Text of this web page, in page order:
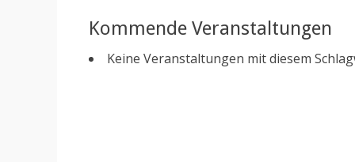
Kommende Veranstaltungen
Keine Veranstaltungen mit diesem